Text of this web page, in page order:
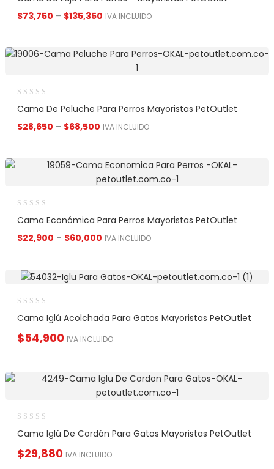
$73,750 – $135,350 IVA INCLUIDO
Cama De Peluche Para Perros Mayoristas PetOutlet
$28,650 – $68,500 IVA INCLUIDO
Cama Económica Para Perros Mayoristas PetOutlet
$22,900 – $60,000 IVA INCLUIDO
Cama Iglú Acolchada Para Gatos Mayoristas PetOutlet
$54,900 IVA INCLUIDO
Cama Iglú De Cordón Para Gatos Mayoristas PetOutlet
$29,880 IVA INCLUIDO